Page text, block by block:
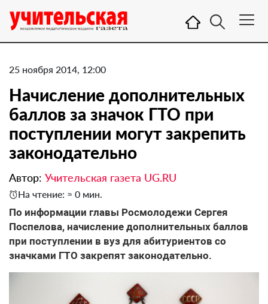
25 ноября 2014, 12:00
Начисление дополнительных
баллов за значок ГТО при
поступлении могут закрепить
законодательно
Автор: Учительская газета UG.RU
На чтение: ≈ 0 мин.
По информации главы Росмолодежи Сергея
Поспелова, начисление дополнительных баллов
при поступлении в вуз для абитуриентов со
значками ГТО закрепят законодательно.